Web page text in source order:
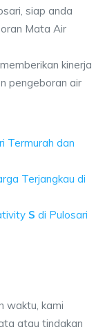
siap anda
Mata Air
kinerja
pengeboran air
Termurah dan
Terjangkau di
S di Pulosari
waktu, kami
atau tindakan